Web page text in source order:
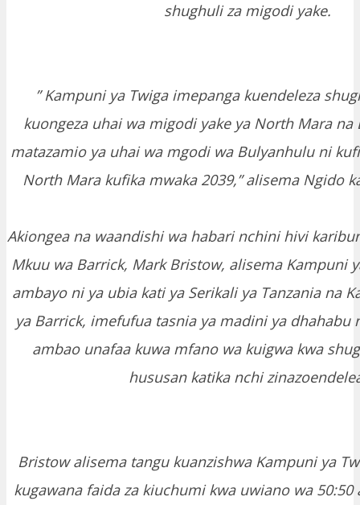
shughuli za migodi yake.
” Kampuni ya Twiga imepanga kuendeleza
kuongeza uhai wa migodi yake ya North Mara
matazamio ya uhai wa mgodi wa Bulyanhulu ni
North Mara kufika mwaka 2039,” alisema Ngido
Akiongea na waandishi wa habari nchini hivi
Mkuu wa Barrick, Mark Bristow, alisema Kampuni
ambayo ni ya ubia kati ya Serikali ya Tanzania na
ya Barrick, imefufua tasnia ya madini ya dhahabu
ambao unafaa kuwa mfano wa kuigwa kwa
hususan katika nchi
Bristow alisema tangu kuanzishwa Kampuni ya
kugawana faida za kiuchumi kwa uwiano wa 50:50